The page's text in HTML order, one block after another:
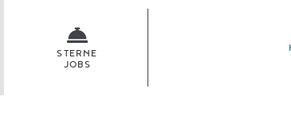
STERNE
JOBS